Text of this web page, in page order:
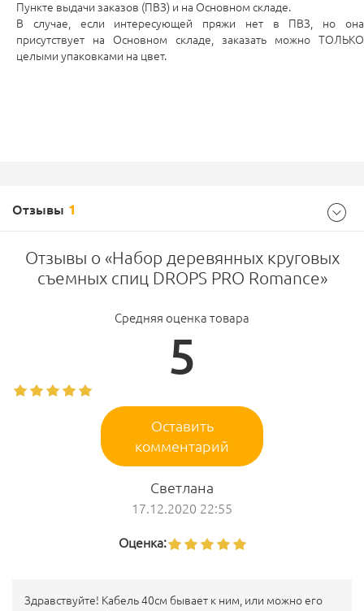
Пункте выдачи заказов (ПВЗ) и на Основном складе.
В случае, если интересующей пряжи нет в ПВЗ, но она
присутствует на Основном складе, заказать можно ТОЛЬКО
целыми упаковками на цвет.
Отзывы 1
Отзывы о «Набор деревянных круговых
съемных спиц DROPS PRO Romance»
Средняя оценка товара
5
Оставить
комментарий
Светлана
17.12.2020 22:55
Оценка:
Здравствуйте! Кабель 40см бывает к ним, или можно его